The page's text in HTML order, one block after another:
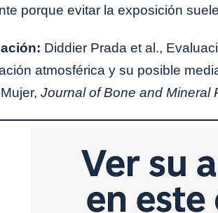
porque evitar la exposición
Diddier Prada et al.,
atmosférica y su posible
Journal of Bone and Mineral